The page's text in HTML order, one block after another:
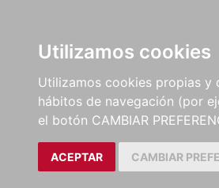
Utilizamos cookies
Utilizamos cookies propias y
hábitos de navegación (por
el botón CAMBIAR
ACEPTAR CAMBIAR